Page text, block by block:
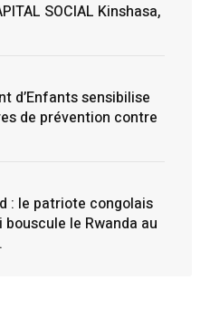
SOCIAL Kinshasa,
d’Enfants sensibilise
de prévention contre
: le patriote congolais
le Rwanda au